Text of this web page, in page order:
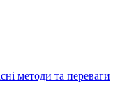
методи та переваги